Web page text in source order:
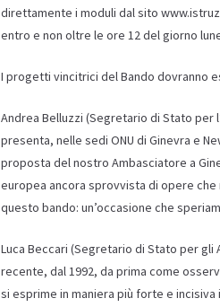
direttamente i moduli dal sito
entro e non oltre le ore 12 del giorno
I progetti vincitrici del Bando dovranno
Andrea Belluzzi (Segretario di Stato per
presenta, nelle sedi ONU di Ginevra e
proposta del nostro Ambasciatore a
europea ancora sprovvista di opere che
questo bando: un’occasione che
Luca Beccari (Segretario di Stato per gli
recente, dal 1992, da prima come
si esprime in maniera più forte e